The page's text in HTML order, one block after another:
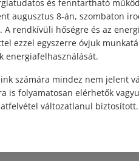
olyan szerződéseket,
is ajándékozhat a
olyan szerződést, amelyre
és fenntartható
augusztus 8-án, szombaton
A rendkívüli hőségre és az
ezzel egyszerre óvjuk
energiafelhasználását.
számára mindez nem jelent
is folyamatosan elérhetők
változatlanul biztosított.